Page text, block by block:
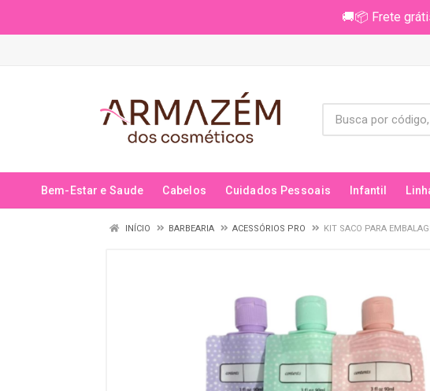
🚚📦 Frete
Bem-Estar e Saude Cabelos Cuidados Pessoais Infantil
INÍCIO BARBEARIA ACESSÓRIOS PRO KIT SACO PARA